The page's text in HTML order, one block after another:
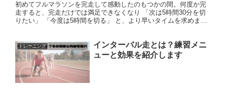
初めてフルマラソンを完走して感動したのもつかの間。何度か完
走すると、完走だけでは満足できなくなり 「次は5時間30分を切
りたい」 「今度は5時間を切る」 と、より早いタイムを求めま
トレーニング
インターバル走とは？練習メニ
ューと効果を紹介します